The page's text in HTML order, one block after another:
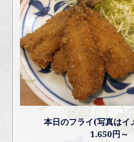
本日のフライ(写真はイ
1.650円～